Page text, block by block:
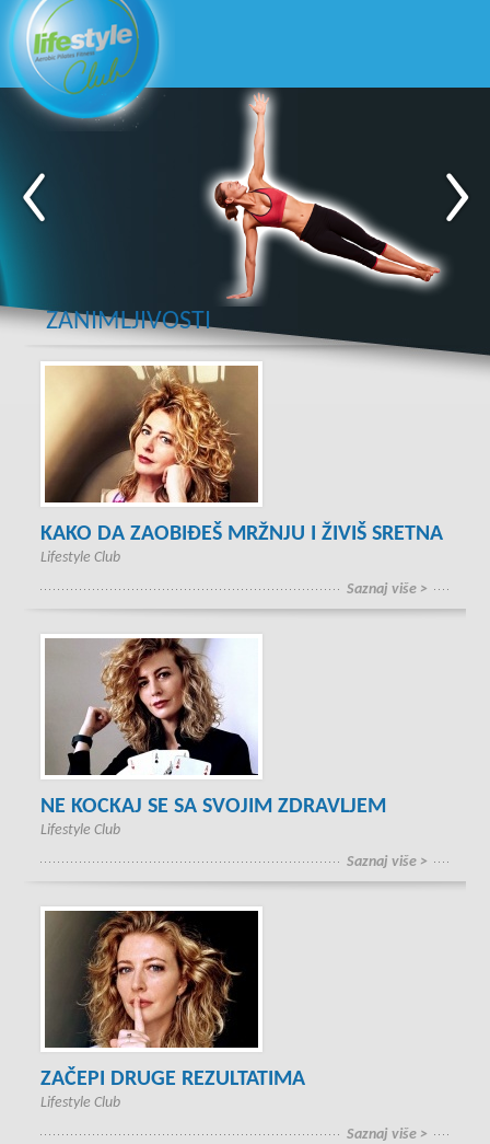
ZANIMLJIVOSTI
KAKO DA ZAOBIĐEŠ MRŽNJU I ŽIVIŠ SRETNA
Lifestyle Club
Saznaj više >
NE KOCKAJ SE SA SVOJIM ZDRAVLJEM
Lifestyle Club
Saznaj više >
ZAČEPI DRUGE REZULTATIMA
Lifestyle Club
Saznaj više >